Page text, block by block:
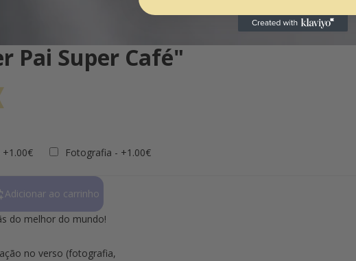
Pai Super Café"
Fotografia - +1.00€
Adicionar ao carrinho
do melhor do mundo!
no verso (fotografia,